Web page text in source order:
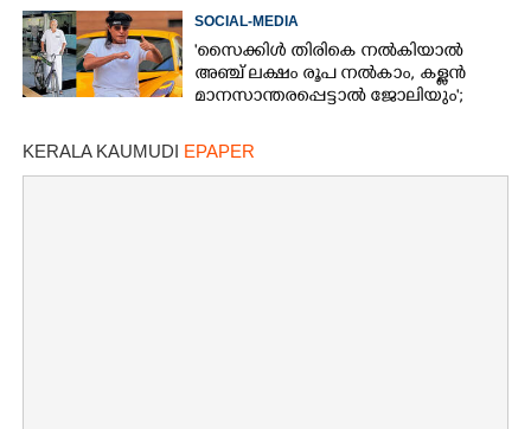
മേനോൻ
SOCIAL-MEDIA
'സൈക്കിൾ തിരികെ നൽകിയാൽ
അഞ്ച് ലക്ഷം രൂപ നൽകാം, കള്ളൻ
മാനസാന്തരപ്പെട്ടാൽ ജോലിയും';
KERALA KAUMUDI EPAPER